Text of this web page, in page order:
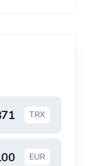
TRX
EUR